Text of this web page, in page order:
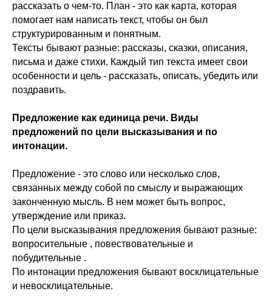
рассказать о чем-то. План - это как карта, которая
помогает нам написать текст, чтобы он был
структурированным и понятным.
Тексты бывают разные: рассказы, сказки, описания,
письма и даже стихи. Каждый тип текста имеет свои
особенности и цель - рассказать, описать, убедить или
поздравить.
Предложение как единица речи. Виды
предложений по цели высказывания и по
интонации.
Предложение - это слово или несколько слов,
связанных между собой по смыслу и выражающих
законченную мысль. В нем может быть вопрос,
утверждение или приказ.
По цели высказывания предложения бывают разные:
вопросительные , повествовательные и
побудительные .
По интонации предложения бывают восклицательные
и невосклицательные.